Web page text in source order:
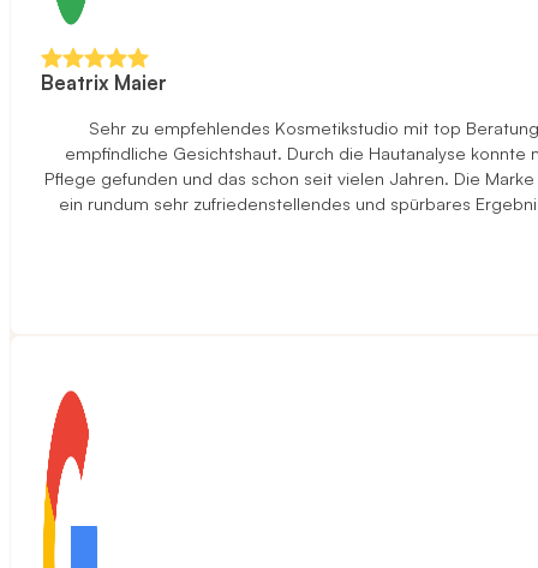
Beatrix Maier
Sehr zu empfehlendes Kosmetikstudio mit top
empfindliche Gesichtshaut. Durch die Hautanalyse
Pflege gefunden und das schon seit vielen Jahren. Die
ein rundum sehr zufriedenstellendes und spürbares